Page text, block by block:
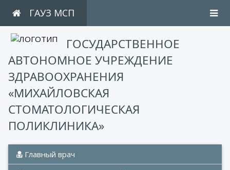
ГАУЗ МСП
ГОСУДАРСТВЕННОЕ
АВТОНОМНОЕ УЧРЕЖДЕНИЕ
ЗДРАВООХРАНЕНИЯ
«МИХАЙЛОВСКАЯ
СТОМАТОЛОГИЧЕСКАЯ
ПОЛИКЛИНИКА»
Главный врач